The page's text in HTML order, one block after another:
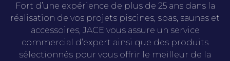
Fort d’une expérience de plus de 25 ans dans la
réalisation de vos projets piscines, spas, saunas et
accessoires, JACE vous assure un service
commercial d’expert ainsi que des produits
sélectionnés pour vous offrir le meilleur de la